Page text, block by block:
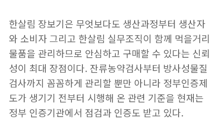
한살림 장보기은 무엇보다도 생산과정부터 생산자
와 소비자 그리고 한살림 실무조직이 함께 먹을거리
물품을 관리하므로 안심하고 구매할 수 있다는 신뢰
성이 최대 장점이다. 잔류농약검사부터 방사성물질
검사까지 꼼꼼하게 관리할 뿐만 아니라 정부인증제
도가 생기기 전부터 시행해 온 관련 기준을 현재는
정부 인증기관에서 점검과 인증도 받고 있다.